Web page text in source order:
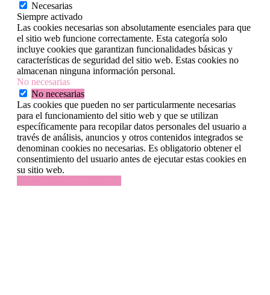
Necesarias
Siempre activado
Las cookies necesarias son absolutamente esenciales para que
el sitio web funcione correctamente. Esta categoría solo
incluye cookies que garantizan funcionalidades básicas y
características de seguridad del sitio web. Estas cookies no
almacenan ninguna información personal.
No necesarias
No necesarias
Las cookies que pueden no ser particularmente necesarias
para el funcionamiento del sitio web y que se utilizan
específicamente para recopilar datos personales del usuario a
través de análisis, anuncios y otros contenidos integrados se
denominan cookies no necesarias. Es obligatorio obtener el
consentimiento del usuario antes de ejecutar estas cookies en
su sitio web.